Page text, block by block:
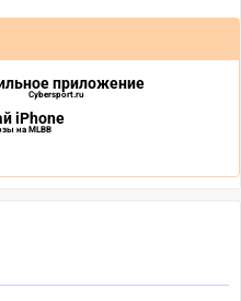
приложение
Cybersport.ru
iPhone
на MLBB